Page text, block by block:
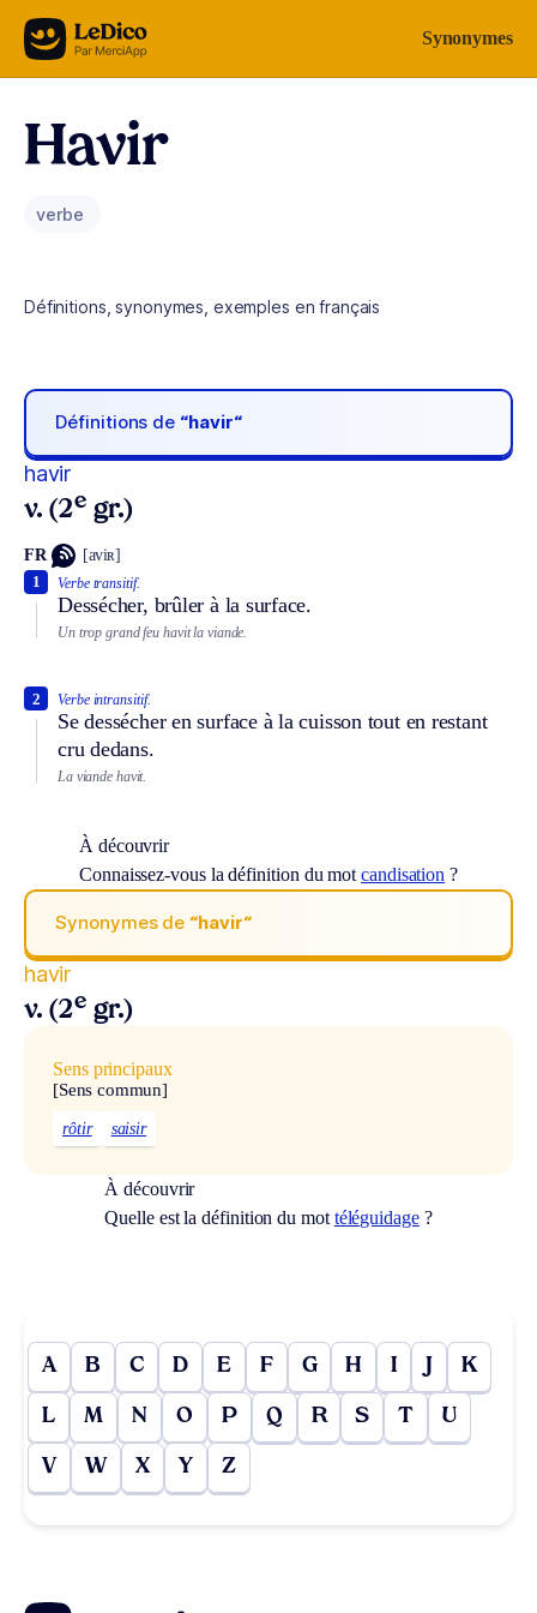
Aller au contenu Synonymes
Havir
verbe
Définitions, synonymes, exemples en français
Définitions de “havir“
havir
v. (2e gr.)
FR [aviʀ]
Verbe transitif.
Dessécher, brûler à la surface.
1
Un trop grand feu havit la viande.
Verbe intransitif.
Se dessécher en surface à la cuisson tout en restant
cru dedans.
2
La viande havit.
À découvrir
Connaissez-vous la définition du motcandisation ?
Synonymes de “havir“
havir
v. (2e gr.)
Sens principaux
[Sens commun]
rôtir saisir
À découvrir
Quelle est la définition du mot téléguidage?
A B C D E F G H I J K
L M N O P Q R S T U
V W X Y Z